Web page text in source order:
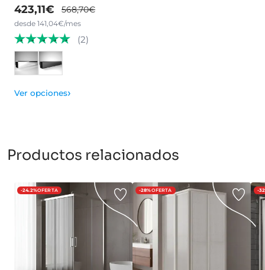
423,11€ 568,70€
desde 141,04€/mes
(2)
Ver opciones›
Productos relacionados
-24.2%OFERTA -28%OFERTA -